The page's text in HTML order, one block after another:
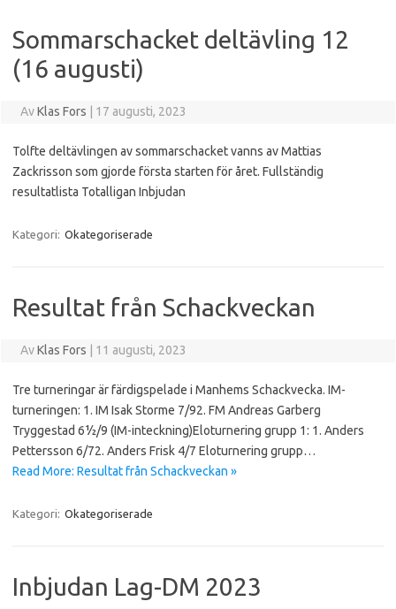
Sommarschacket deltävling 12
(16 augusti)
AvKlas Fors 17 augusti, 2023
Tolfte deltävlingen av sommarschacket vanns av Mattias
Zackrisson som gjorde första starten för året. Fullständig
resultatlista Totalligan Inbjudan
Kategori: Okategoriserade
Resultat från Schackveckan
AvKlas Fors 11 augusti, 2023
Tre turneringar är färdigspelade i Manhems Schackvecka. IM-
turneringen: 1. IM Isak Storme 7/92. FM Andreas Garberg
Tryggestad 6½/9 (IM-inteckning)Eloturnering grupp 1: 1. Anders
Pettersson 6/72. Anders Frisk 4/7 Eloturnering grupp…
Read More: Resultat från Schackveckan »
Kategori: Okategoriserade
Inbjudan Lag-DM 2023